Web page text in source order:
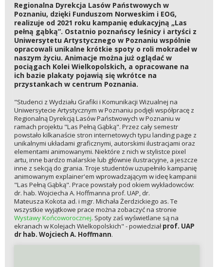
Regionalna Dyrekcja Lasów Państwowych w
Poznaniu, dzięki Funduszom Norweskim i EOG,
realizuje od 2021 roku kampanię edukacyjną „Las
pełną gąbką”. Ostatnio poznańscy leśnicy i artyści z
Uniwersytetu Artystycznego w Poznaniu wspólnie
opracowali unikalne krótkie spoty o roli mokradeł w
naszym życiu. Animacje można już oglądać w
pociągach Kolei Wielkopolskich, a opracowane na
ich bazie plakaty pojawią się wkrótce na
przystankach w centrum Poznania.
"Studenci z Wydziału Grafiki i Komunikacji Wizualnej na
Uniwersytecie Artystycznym w Poznaniu podjęli współpracę z
Regionalną Dyrekcją Lasów Państwowych w Poznaniu w
ramach projektu "Las Pełną Gąbką". Przez cały semestr
powstało kilkanaście stron internetowych typu landing page z
unikalnymi układami graficznymi, autorskimi ilustracjami oraz
elementami animowanymi. Niektóre z nich w stylistce pixel
artu, inne bardzo malarskie lub głównie ilustracyjne, a jeszcze
inne z sekcją do grania. Troje studentów uzupełniło kampanię
animowanym explainer'em wprowadzającym w ideę kampanii
"Las Pełną Gąbką". Prace powstały pod okiem wykładowców:
dr. hab. Wojciecha A. Hoffmanna prof. UAP, dr.
Mateusza Kokota ad. i mgr. Michała Żerdzickiego as. Te
wszystkie wyjątkowe prace można zobaczyć na stronie
Wystawy Końcoworocznej. Spoty zaś wyświetlane są na
ekranach w Kolejach Wielkopolskich" - powiedziałprof. UAP
dr hab. Wojciech A. Hoffmann.